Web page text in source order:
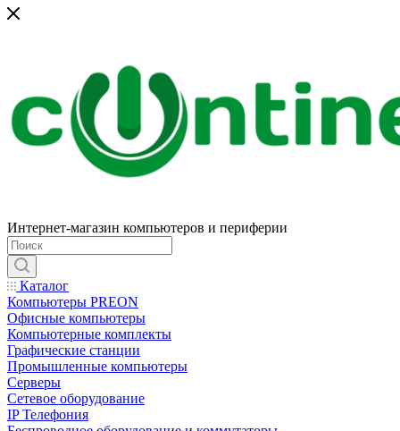
Интернет-магазин компьютеров и периферии
Каталог
Компьютеры PREON
Офисные компьютеры
Компьютерные комплекты
Графические станции
Промышленные компьютеры
Серверы
Сетевое оборудование
IP Телефония